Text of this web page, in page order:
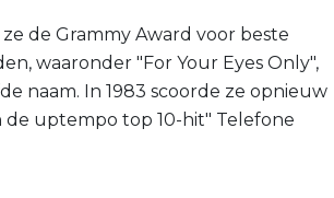
de Grammy Award voor beste
waaronder "For Your Eyes Only",
naam. In 1983 scoorde ze opnieuw
uptempo top 10-hit" Telefone